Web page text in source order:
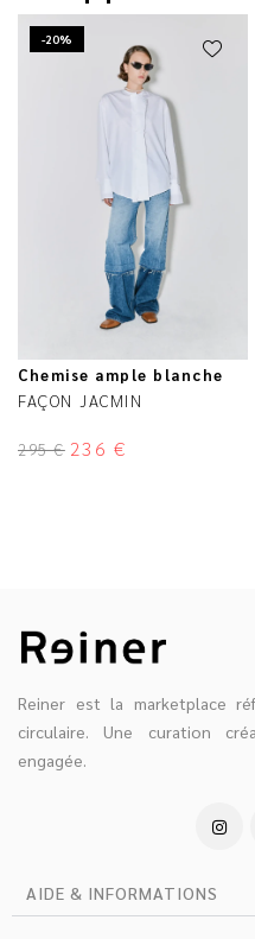
-20%
Chemise ample blanche
FAÇON JACMIN
295€ 236 €
Reiner est la marketplace
circulaire. Une curation
engagée.
AIDE & INFORMATIONS